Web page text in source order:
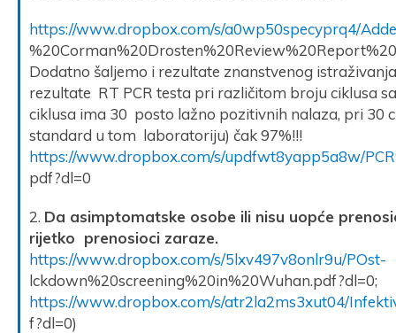
https://www.dropbox.com/s/a0wp50specyprq4/
Dodatno šaljemo i rezultate znanstvenog
rezultate RT PCR testa pri različitom broju ciklusa
ciklusa ima 30 posto lažno pozitivnih nalaza, pri 30
standard u tom laboratoriju) čak 97%!!!
https://www.dropbox.com/s/updfwt8yapp5a8w/
pdf?dl=0
2. Da asimptomatske osobe ili nisu uopće
rijetko prenosioci zaraze.
https://www.dropbox.com/s/5lxv497v8onlr9u/POst-
lckdown%20screening%20in%20Wuhan.pdf?dl=0;
https://www.dropbox.com/s/atr2la2ms3xut04/
f?dl=0)